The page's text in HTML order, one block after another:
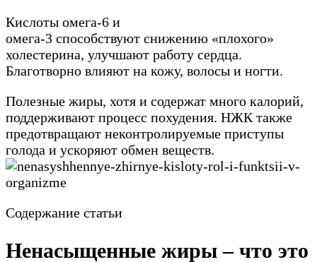
Кислоты омега-6 и
омега-3 способствуют снижению «плохого»
холестерина, улучшают работу сердца.
Благотворно влияют на кожу, волосы и ногти.
Полезные жиры, хотя и содержат много калорий,
поддерживают процесс похудения. НЖК также
предотвращают неконтролируемые приступы
голода и ускоряют обмен веществ.
Содержание статьи
Ненасыщенные жиры – что это